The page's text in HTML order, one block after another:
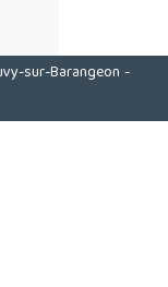
sur-Barangeon -